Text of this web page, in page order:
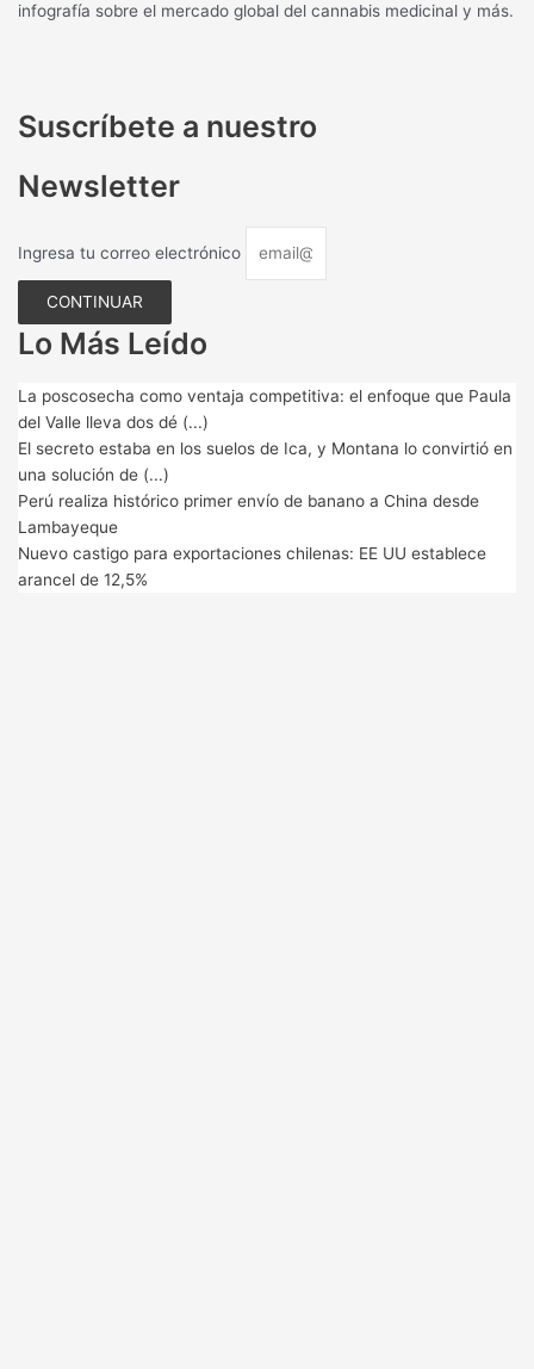
infografía sobre el mercado global del cannabis medicinal y más.
Suscríbete a nuestro
Newsletter
Ingresa tu correo electrónico
CONTINUAR
Lo Más Leído
La poscosecha como ventaja competitiva: el enfoque que Paula
del Valle lleva dos dé (...)
El secreto estaba en los suelos de Ica, y Montana lo convirtió en
una solución de (...)
Perú realiza histórico primer envío de banano a China desde
Lambayeque
Nuevo castigo para exportaciones chilenas: EE UU establece
arancel de 12,5%